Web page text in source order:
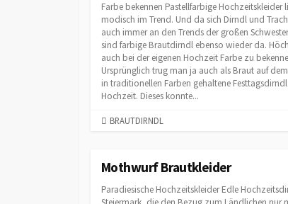
O
R
I
E
Farbe bekennen Pastellfarbige Hochzeitskleider
modisch im Trend. Und da sich Dirndl und
auch immer an den Trends der großen
sind farbige Brautdirndl ebenso wieder da.
auch bei der eigenen Hochzeit Farbe zu
Ursprünglich trug man ja auch als Braut auf
in traditionellen Farben gehaltene
Hochzeit. Dieses konnte...
C
E
O
BRAUTDIRNDL
Mothwurf Brautkleider
Paradiesische Hochzeitskleider Edle